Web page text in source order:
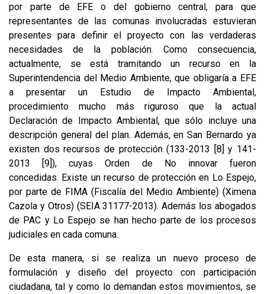
por parte de EFE o del gobierno central, para que
representantes de las comunas involucradas estuvieran
presentes para definir el proyecto con las verdaderas
necesidades de la población. Como consecuencia,
actualmente, se está tramitando un recurso en la
Superintendencia del Medio Ambiente, que obligaría a EFE
a presentar un Estudio de Impacto Ambiental,
procedimiento mucho más riguroso que la actual
Declaración de Impacto Ambiental, que sólo incluye una
descripción general del plan. Además, en San Bernardo ya
existen dos recursos de protección (133-2013 [8] y 141-
2013 [9]), cuyas Orden de No innovar fueron
concedidas. Existe un recurso de protección en Lo Espejo,
por parte de FIMA (Fiscalía del Medio Ambiente) (Ximena
Cazola y Otros) (SEIA 31177-2013). Además los abogados
de PAC y Lo Espejo se han hecho parte de los procesos
judiciales en cada comuna.
De esta manera, si se realiza un nuevo proceso de
formulación y diseño del proyecto con participación
ciudadana, tal y como lo demandan estos movimientos, se